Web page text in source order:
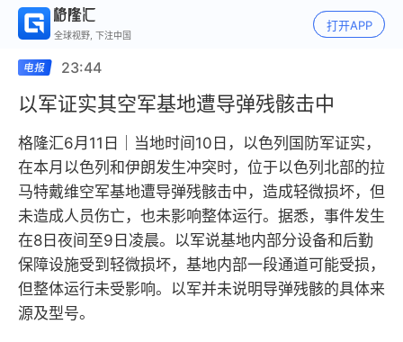
全球视野, 下注中国
打开APP
23:44
以军证实其空军基地遭导弹残骸击中
格隆汇6月11日｜当地时间10日，以色列国防军证实，
在本月以色列和伊朗发生冲突时，位于以色列北部的拉
马特戴维空军基地遭导弹残骸击中，造成轻微损坏，但
未造成人员伤亡，也未影响整体运行。据悉，事件发生
在8日夜间至9日凌晨。以军说基地内部分设备和后勤
保障设施受到轻微损坏，基地内部一段通道可能受损，
但整体运行未受影响。以军并未说明导弹残骸的具体来
源及型号。